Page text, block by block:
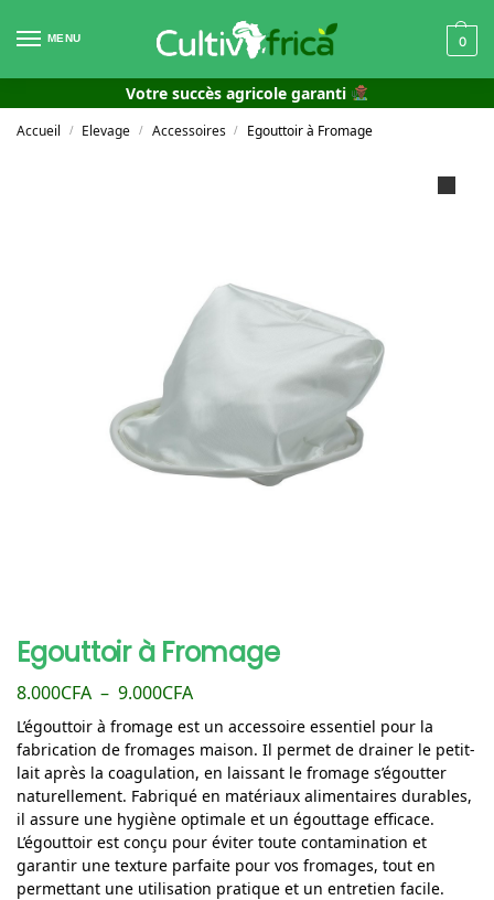
MENU 0
Votre succès agricole garanti
Accueil / Elevage / Accessoires / Egouttoir à Fromage
Egouttoir à Fromage
8.000CFA – 9.000CFA
L’égouttoir à fromage est un accessoire essentiel pour la
fabrication de fromages maison. Il permet de drainer le petit-
lait après la coagulation, en laissant le fromage s’égoutter
naturellement. Fabriqué en matériaux alimentaires durables,
il assure une hygiène optimale et un égouttage efficace.
L’égouttoir est conçu pour éviter toute contamination et
garantir une texture parfaite pour vos fromages, tout en
permettant une utilisation pratique et un entretien facile.